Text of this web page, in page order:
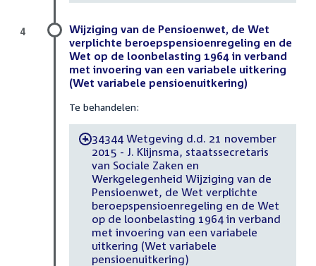
Wijziging van de Pensioenwet, de Wet
verplichte beroepspensioenregeling en de
Wet op de loonbelasting 1964 in verband
met invoering van een variabele uitkering
(Wet variabele pensioenuitkering)
Te behandelen:
-34344 Wetgeving d.d. 21 november
2015 - J. Klijnsma, staatssecretaris
van Sociale Zaken en
Werkgelegenheid Wijziging van de
Pensioenwet, de Wet verplichte
beroepspensioenregeling en de Wet
op de loonbelasting 1964 in verband
met invoering van een variabele
uitkering (Wet variabele
pensioenuitkering)
4